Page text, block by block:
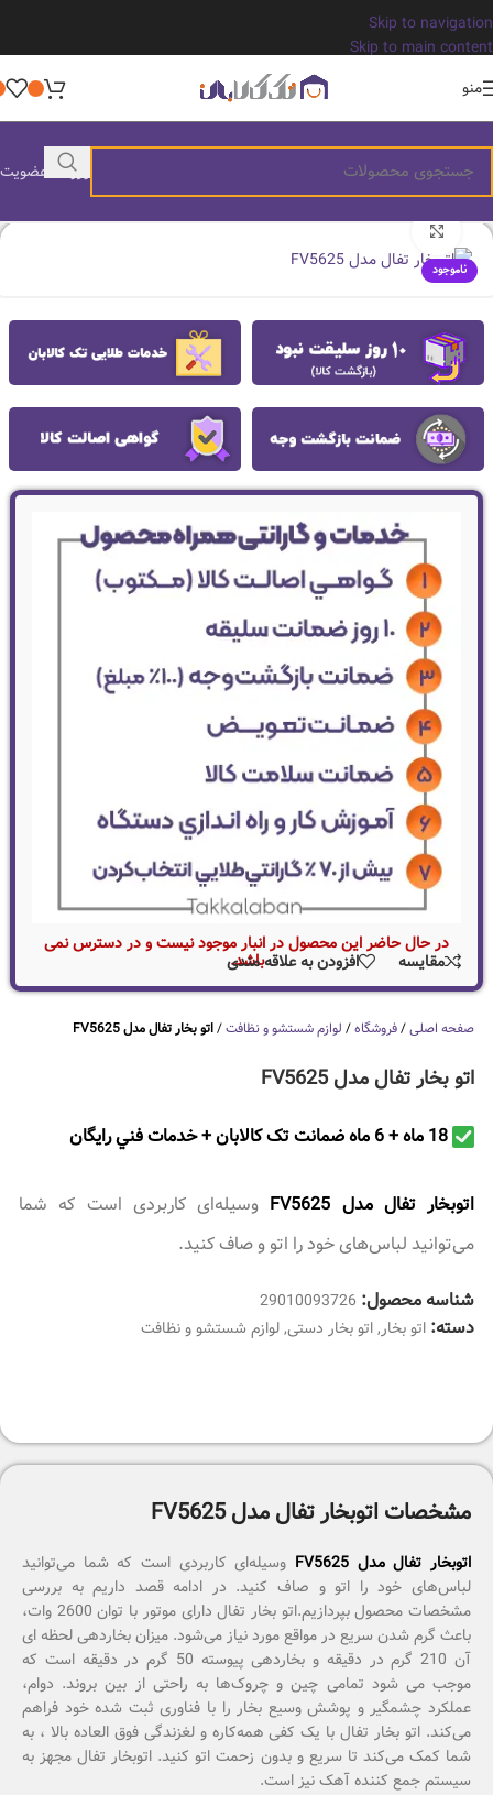
Skip to navigation
Skip to main content
منو
ورود / عضویت
ناموجود
صفحه اصلی/فروشگاه/ لوازم شستشو و نظافت/اتو بخار تفال مدل FV5625
اتو بخار تفال مدل FV5625
اتوبخار تفال مدل FV5625
وسیله‌ای کاربردی است که شما
می‌توانید لباس‌های خود را اتو و صاف کنید.
شناسه محصول: 29010093726
دسته: اتو بخار,اتو بخار دستی,لوازم شستشو و نظافت
در حال حاضر این محصول در انبار موجود نیست و در دسترس نمی
باشد. مقایسه افزودن به علاقه مندی
مشخصات اتوبخار تفال مدل FV5625
اتوبخار تفال مدل FV5625
وسیله‌ای کاربردی است که شما می‌توانید
لباس‌های خود را اتو و صاف کنید. در ادامه قصد داریم به بررسی
مشخصات محصول بپردازیم.اتو بخار تفال دارای موتور با توان 2600 وات،
باعث گرم شدن سریع در مواقع مورد نیاز می‌شود. میزان بخاردهی لحظه ای
آن 210 گرم در دقیقه و بخاردهی پیوسته 50 گرم در دقیقه است که
موجب می شود تمامی چین و چروک‌ها به راحتی از بین بروند. دوام،
عملکرد چشمگیر و پوشش وسیع بخار را با فناوری ثبت شده خود فراهم
می‌کند. اتو بخار تفال با یک کفی همه‌کاره و لغزندگی فوق العاده بالا ، به
شما کمک می‌کند تا سریع و بدون زحمت اتو کنید. اتوبخار تفال مجهز به
سیستم جمع کننده آهک نیز است.